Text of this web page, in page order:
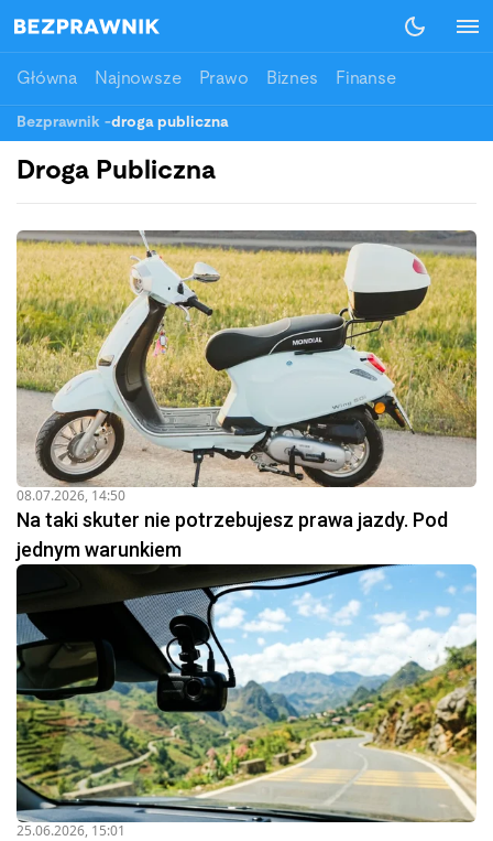
Główna Najnowsze Prawo Biznes Finanse
Bezprawnik -droga publiczna
Droga Publiczna
08.07.2026, 14:50
Na taki skuter nie potrzebujesz prawa jazdy. Pod
jednym warunkiem
25.06.2026, 15:01